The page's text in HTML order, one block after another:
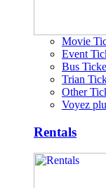
Movie
Event
Bus
Trian
Other
Voyez
Rentals